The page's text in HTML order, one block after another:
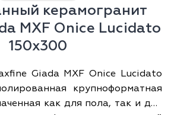
керамогранит
MXF Onice Lucidato
150x300
Giada MXF Onice Lucidato
крупноформатная
как для пола, так и для